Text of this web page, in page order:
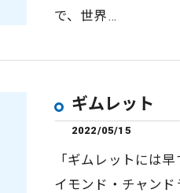
で、世界…
ギムレット
2022/05/15
「ギムレットには
イモンド・チャンド